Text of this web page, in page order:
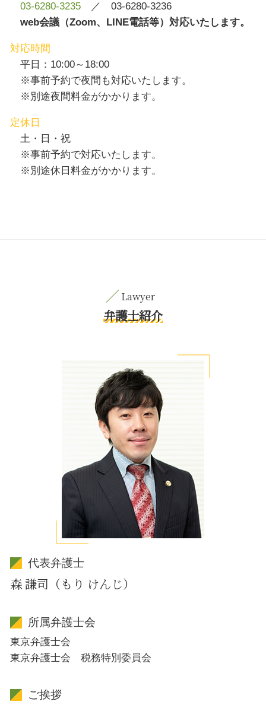
03-6280-3235 ／ 03-6280-3236
web会議（Zoom、LINE電話等）対応いたします。
対応時間
平日：10:00～18:00
※事前予約で夜間も対応いたします。
※別途夜間料金がかかります。
定休日
土・日・祝
※事前予約で対応いたします。
※別途休日料金がかかります。
弁護士紹介
代表弁護士
森 謙司（もり けんじ）
所属弁護士会
東京弁護士会
東京弁護士会 税務特別委員会
ご挨拶